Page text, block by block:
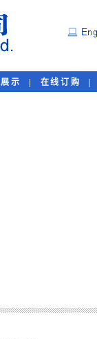
示 在线订购